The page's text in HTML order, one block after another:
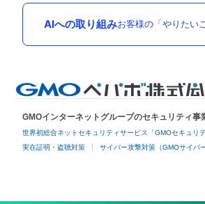
AIへの取り組みお客様の「やりたい
GMOインターネットグループのセキュリティ事
世界初総合ネットセキュリティサービス「GMOセキュリテ
実在証明・盗聴対策 サイバー攻撃対策（GMOサイバ